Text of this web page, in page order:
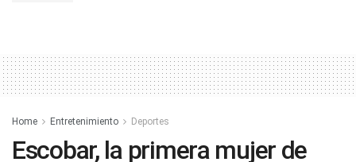
Home Entretenimiento Deportes
Escobar, la primera mujer de